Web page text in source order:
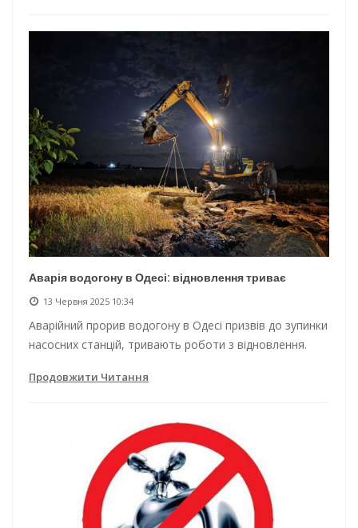
Аварія водогону в Одесі: відновлення триває
13 Червня 2025 10:34
Аварійний прорив водогону в Одесі призвів до зупинки
насосних станцій, тривають роботи з відновлення.
Продовжити Читання